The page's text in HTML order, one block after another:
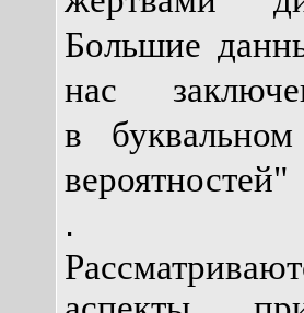
Большие
нас
в
вероятностей"
.